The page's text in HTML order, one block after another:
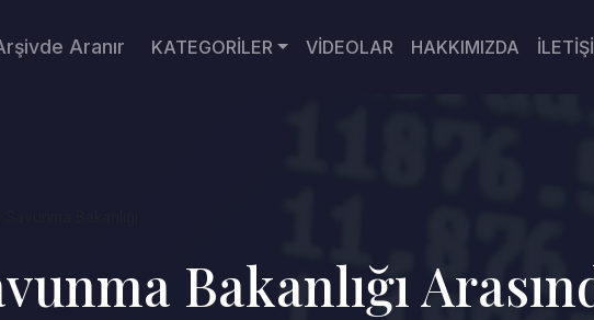
Aranır KATEGORİLER VİDEOLAR HAKKIMIZDA
Bakanlığı